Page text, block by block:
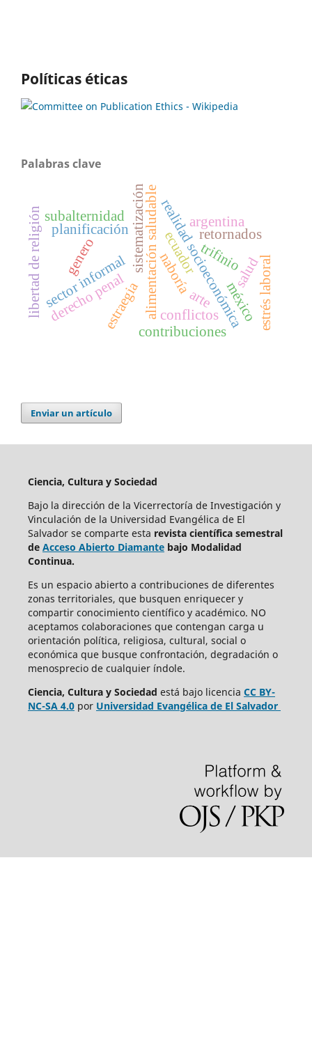
Políticas éticas
Palabras clave
alimentación saludablerealidad socioeconómica
conflictos
contribuciones
sistematización argentina
planificación ecuadorretornados
trifinio
sector informal naboría
estraegia
saludestrés laboral
libertad de religión méxico
genero
arte
derecho penal
subalternidad
Enviar un artículo
Ciencia, Cultura y Sociedad
Bajo la dirección de la Vicerrectoría de Investigación y
Vinculación de la Universidad Evangélica de El
Salvador se comparte esta revista científica semestral
de Acceso Abierto Diamantebajo Modalidad
Continua.
Es un espacio abierto a contribuciones de diferentes
zonas territoriales, que busquen enriquecer y
compartir conocimiento científico y académico. NO
aceptamos colaboraciones que contengan carga u
orientación política, religiosa, cultural, social o
económica que busque confrontación, degradación o
menosprecio de cualquier índole.
Ciencia, Cultura y Sociedad está bajo licencia CC BY-
NC-SA 4.0por Universidad Evangélica de El Salvador